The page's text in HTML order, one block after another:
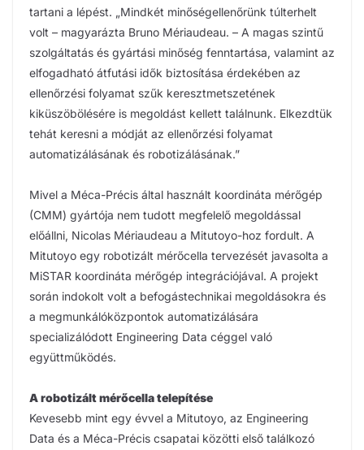
tartani a lépést. „Mindkét minőségellenőrünk túlterhelt
volt – magyarázta Bruno Mériaudeau. – A magas szintű
szolgáltatás és gyártási minőség fenntartása, valamint az
elfogadható átfutási idők biztosítása érdekében az
ellenőrzési folyamat szűk keresztmetszetének
kiküszöbölésére is megoldást kellett találnunk. Elkezdtük
tehát keresni a módját az ellenőrzési folyamat
automatizálásának és robotizálásának.”
Mivel a Méca-Précis által használt koordináta mérőgép
(CMM) gyártója nem tudott megfelelő megoldással
előállni, Nicolas Mériaudeau a Mitutoyo-hoz fordult. A
Mitutoyo egy robotizált mérőcella tervezését javasolta a
MiSTAR koordináta mérőgép integrációjával. A projekt
során indokolt volt a befogástechnikai megoldásokra és
a megmunkálóközpontok automatizálására
specializálódott Engineering Data céggel való
együttműködés.
A robotizált mérőcella telepítése
Kevesebb mint egy évvel a Mitutoyo, az Engineering
Data és a Méca-Précis csapatai közötti első találkozó